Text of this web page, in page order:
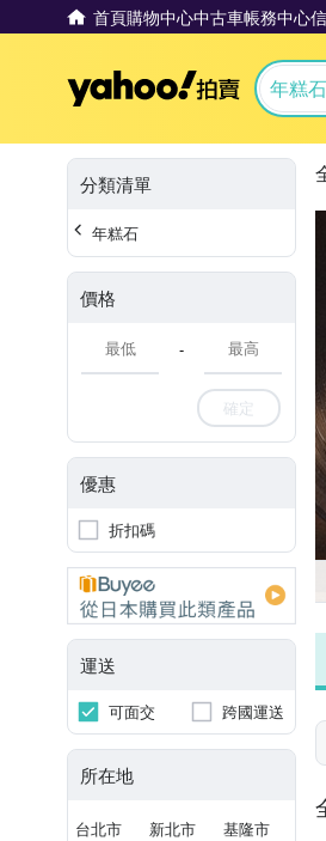
首頁購物中心中古車帳務中心
Yahoo拍賣
年糕石
分類清單
年糕石
價格
-
確定
優惠
折扣碼
運送
可面交 跨國運送
所在地
台北市 新北市 基隆市